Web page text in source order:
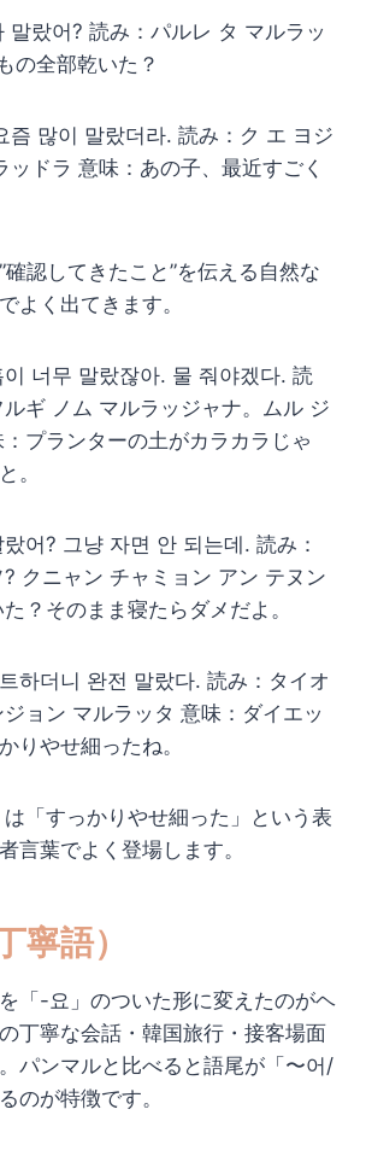
말랐어? 読み：パルレ タ マルラッ
の全部乾いた？
즘 많이 말랐더라. 読み：ク エ ヨジ
ッドラ 意味：あの子、最近すごく
確認してきたこと”を伝える自然な
よく出てきます。
너무 말랐잖아. 물 줘야겠다. 読
ギ ノム マルラッジャナ。ムル ジ
プランターの土がカラカラじゃ
。
어? 그냥 자면 안 되는데. 読み：
クニャン チャミョン アン テヌン
？そのまま寝たらダメだよ。
하더니 완전 말랐다. 読み：タイオ
ジョン マルラッタ 意味：ダイエッ
りやせ細ったね。
は「すっかりやせ細った」という表
言葉でよく登場します。
寧語）
「-요」のついた形に変えたのがヘ
丁寧な会話・韓国旅行・接客場面
パンマルと比べると語尾が「〜어/
のが特徴です。